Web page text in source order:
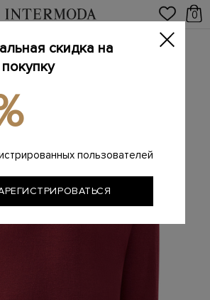
0
/ Одежда / Трикотаж
из тонкой пряжи
скидка на
пользователей